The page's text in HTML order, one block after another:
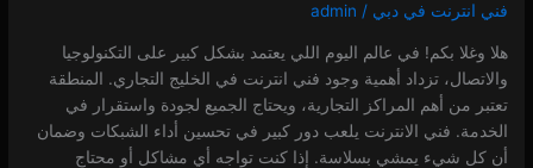
فني انترنت في دبي /
admin
هلا وغلا بكم! في عالم اليوم اللي يعتمد بشكل كبير على التكنولوجيا
والاتصال، تزداد أهمية وجود فني انترنت في الخليج التجاري. المنطقة
تعتبر من أهم المراكز التجارية، ويحتاج الجميع لجودة واستقرار في
الخدمة. فني الانترنت يلعب دور كبير في تحسين أداء الشبكات وضمان
أن كل شيء يمشي بسلاسة. إذا كنت تواجه أي مشاكل أو محتاج